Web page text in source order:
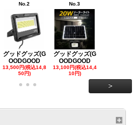
No.2
グッドグッズ(G
OODGOOD
13,500円(税込14,8
50円)
No.3
グッドグッズ(G
OODGOOD
13,100円(税込14,4
10円)
>